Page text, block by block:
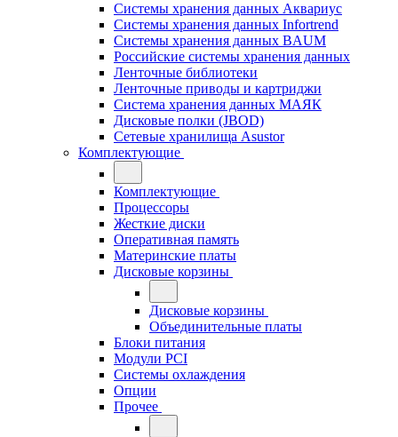
Системы хранения данных Аквариус
Системы хранения данных Infortrend
Системы хранения данных BAUM
Российские системы хранения данных
Ленточные библиотеки
Ленточные приводы и картриджи
Система хранения данных МАЯК
Дисковые полки (JBOD)
Сетевые хранилища Asustor
Комплектующие
Комплектующие
Процессоры
Жесткие диски
Оперативная память
Материнские платы
Дисковые корзины
Дисковые корзины
Объединительные платы
Блоки питания
Модули PCI
Системы охлаждения
Опции
Прочее